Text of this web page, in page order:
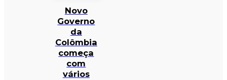
Novo
Governo
da
Colômbia
começa
com
vários